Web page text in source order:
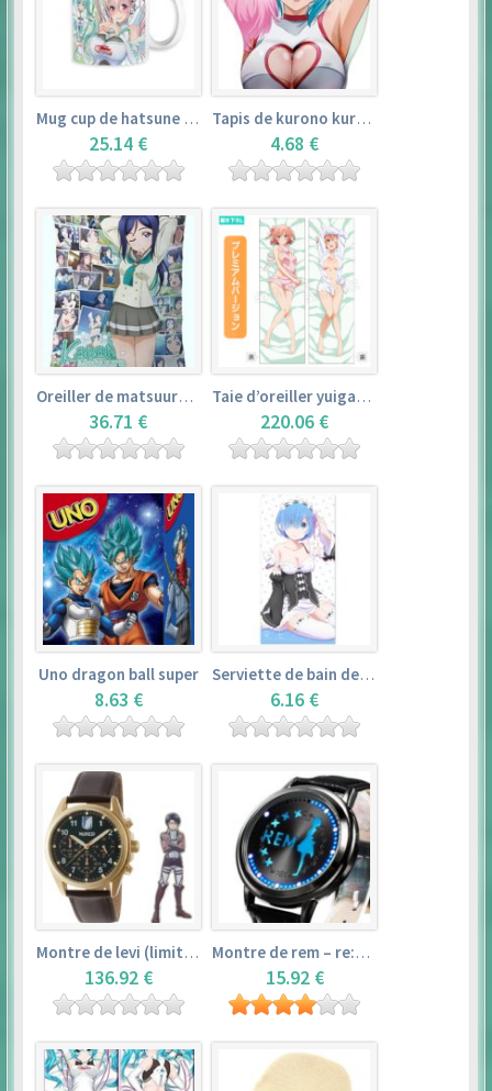
Mug cup de hatsune miku & super sonico – vocaloid
25.14 €
Tapis de kurono kurumu – rosario + vampire
4.68 €
Oreiller de matsuura kanan (35cm×53cm) – love live! sunshine!!
36.71 €
Taie d’oreiller yuigahama yui (50cm×150cm) – yahari ore no seishun love comedy wa machigatteiru. zoku
220.06 €
Uno dragon ball super
8.63 €
Serviette de bain de rem (120×60cm) – re:zero kara hajimeru isekai seikatsu
6.16 €
Montre de levi (limited edition) – shingeki no kyojin
136.92 €
Montre de rem – re:zero kara hajimeru isekai seikatsu
15.92 €